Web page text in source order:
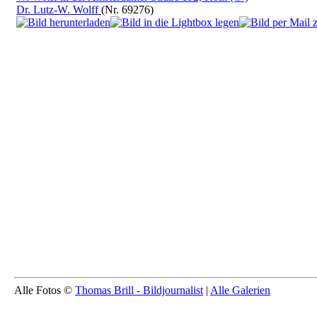
Dr. Lutz-W. Wolff(Nr. 69276)
Alle Fotos © Thomas Brill - Bildjournalist | Alle Galerien